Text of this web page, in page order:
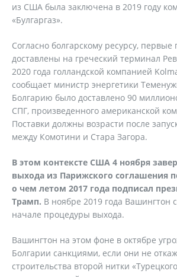
из США была заключена в 2019 году
«Булгаргаз».
Согласно болгарскому ресурсу,
доставлены на греческий терминал
2020 года голландской компанией
сообщает министр энергетики
Болгарию было доставлено 90
СПГ, произведенного американской
Поставки должны возрасти после
между Комотини и Стара Загора.
В этом контексте США 4 ноября
выхода из Парижского соглашения
о чем летом 2017 года подписал
Трамп. В ноябре 2019 года
начале процедуры выхода.
Вашингтон на этом фоне в октябре
Болгарии санкциями, если они не
строительства второй нитки